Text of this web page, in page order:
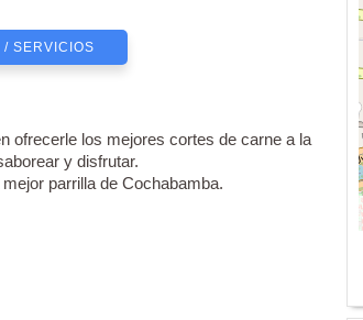
/ SERVICIOS
ofrecerle los mejores cortes de carne a la
y disfrutar.
parrilla de Cochabamba.